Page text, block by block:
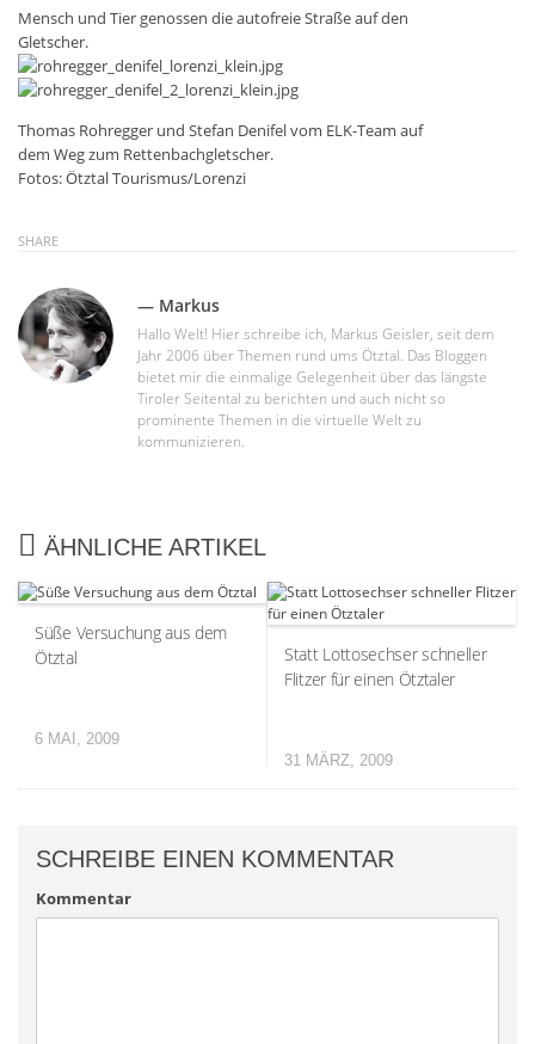
Mensch und Tier genossen die autofreie Straße auf den
Gletscher.
Thomas Rohregger und Stefan Denifel vom ELK-Team auf
dem Weg zum Rettenbachgletscher.
Fotos: Ötztal Tourismus/Lorenzi
SHARE
— Markus
Hallo Welt! Hier schreibe ich, Markus Geisler, seit dem
Jahr 2006 über Themen rund ums Ötztal. Das Bloggen
bietet mir die einmalige Gelegenheit über das längste
Tiroler Seitental zu berichten und auch nicht so
prominente Themen in die virtuelle Welt zu
kommunizieren.
ÄHNLICHE ARTIKEL
Süße Versuchung aus dem
Ötztal
6 MAI, 2009
Statt Lottosechser schneller
Flitzer für einen Ötztaler
31 MÄRZ, 2009
SCHREIBE EINEN KOMMENTAR
Kommentar